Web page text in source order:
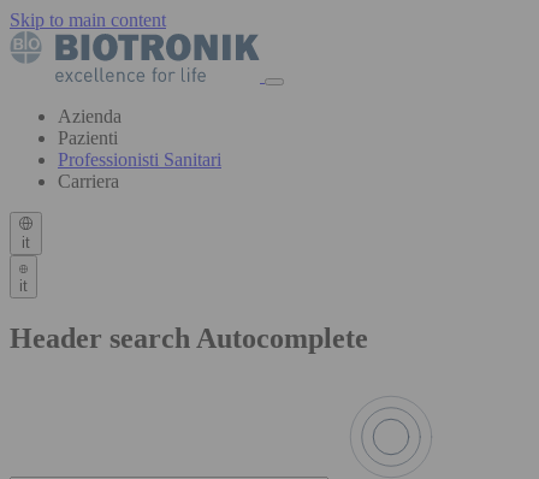
Skip to main content
Azienda
Pazienti
Professionisti Sanitari
Carriera
it
it
Header search Autocomplete